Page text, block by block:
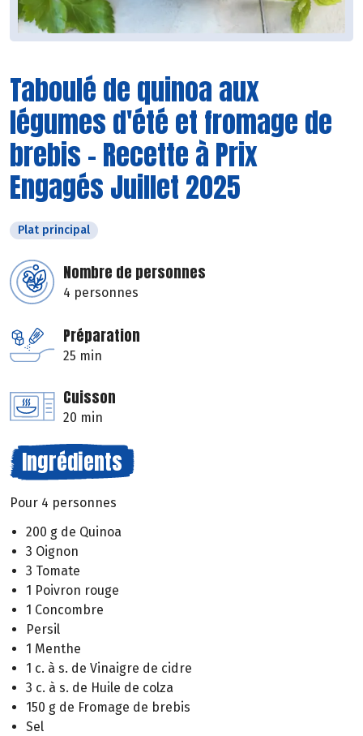
Taboulé de quinoa aux
légumes d'été et fromage de
brebis - Recette à Prix
Engagés Juillet 2025
Plat principal
Nombre de personnes
4 personnes
Préparation
25 min
Cuisson
20 min
Ingrédients
Pour 4 personnes
200 g de Quinoa
3 Oignon
3 Tomate
1 Poivron rouge
1 Concombre
Persil
1 Menthe
1 c. à s. de Vinaigre de cidre
3 c. à s. de Huile de colza
150 g de Fromage de brebis
Sel